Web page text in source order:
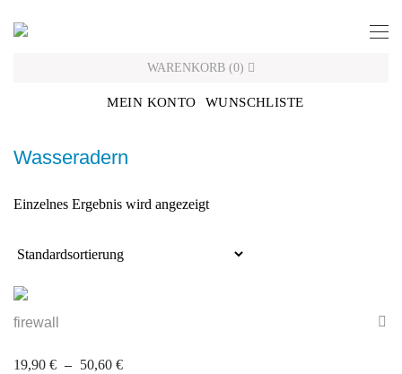
WARENKORB (0)
MEIN KONTO WUNSCHLISTE
Wasseradern
Einzelnes Ergebnis wird angezeigt
firewall
19,90 € – 50,60 €